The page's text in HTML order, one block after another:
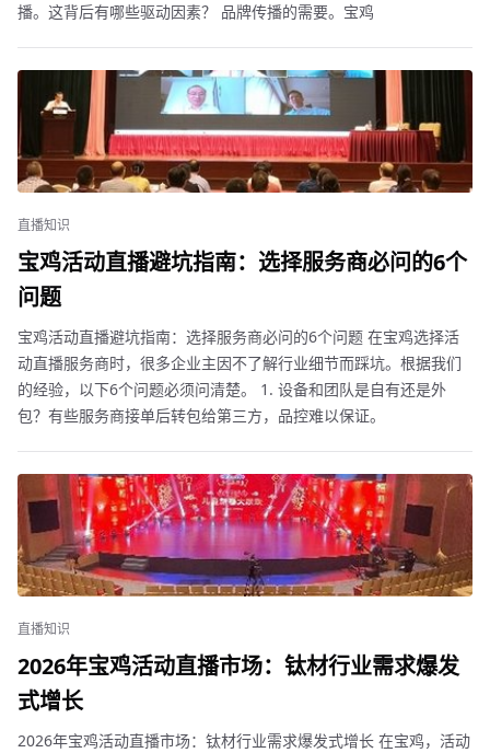
播。这背后有哪些驱动因素？ 品牌传播的需要。宝鸡
直播知识
宝鸡活动直播避坑指南：选择服务商必问的6个
问题
宝鸡活动直播避坑指南：选择服务商必问的6个问题 在宝鸡选择活
动直播服务商时，很多企业主因不了解行业细节而踩坑。根据我们
的经验，以下6个问题必须问清楚。 1. 设备和团队是自有还是外
包？有些服务商接单后转包给第三方，品控难以保证。
直播知识
2026年宝鸡活动直播市场：钛材行业需求爆发
式增长
2026年宝鸡活动直播市场：钛材行业需求爆发式增长 在宝鸡，活动